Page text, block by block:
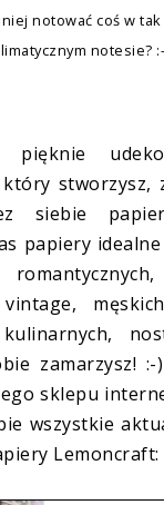
notować coś w
notesie?
stworzysz,
siebie
papiery
zamarzysz!
sklepu
wszystkie
Lemoncraft: